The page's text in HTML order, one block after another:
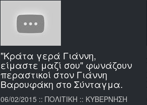
"Κράτα γερά Γιάννη,
είμαστε μαζί σου" φωνάζουν
περαστικοί στον Γιάννη
Βαρουφάκη στο Σύνταγμα.
06/02/2015 :: ΠΟΛΙΤΙΚΗ :: ΚΥΒΕΡΝΗΣΗ